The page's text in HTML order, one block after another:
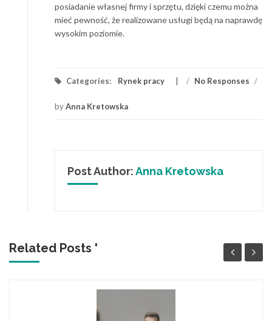
posiadanie własnej firmy i sprzętu, dzięki czemu można
mieć pewność, że realizowane usługi będą na naprawdę
wysokim poziomie.
Categories: Rynek pracy / No Responses /
byAnna Kretowska
Post Author:Anna Kretowska
Related Posts '